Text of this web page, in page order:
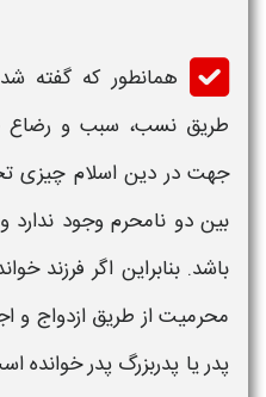
همانطور که گفته
طریق نسب، سبب و
جهت در دین اسلام چیزی
بین دو نامحرموجود
باشد. بنابراین اگر فرزند
محرمیتاز طریق ازدواج
پدر یا پدربزرگ پدر خوانده